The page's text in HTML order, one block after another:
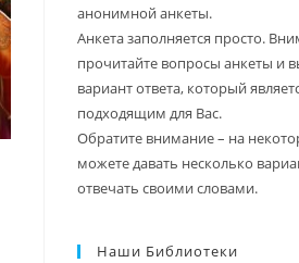
анонимной анкеты.
Анкета заполняется просто.
прочитайте вопросы анкеты и
вариант ответа, который
подходящим для Вас.
Обратите внимание – на
можете давать несколько
отвечать своими словами.
Наши Библиотеки